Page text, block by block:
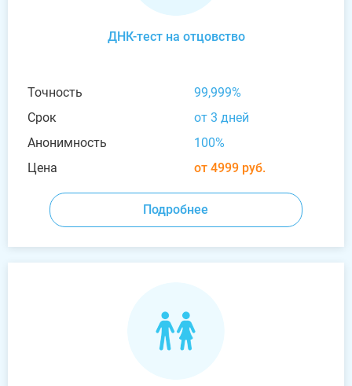
ДНК-тест на отцовство
Точность
99,999%
Срок
от 3 дней
Анонимность
100%
Цена
от 4999 руб.
Подробнее